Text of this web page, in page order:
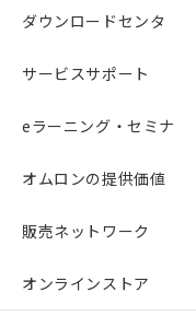
ダウンロードセンタ
サービスサポート
eラーニング・セミナ
オムロンの提供価値
販売ネットワーク
オンラインストア